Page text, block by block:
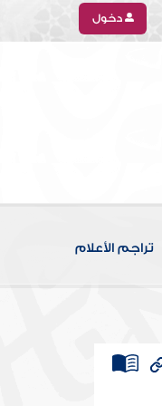
دخول
تراجم الأعلام